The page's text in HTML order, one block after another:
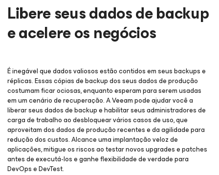
Libere seus dados de backup
e acelere os negócios
É inegável que dados valiosos estão contidos em seus backups e
réplicas. Essas cópias de backup dos seus dados de produção
costumam ficar ociosas, enquanto esperam para serem usadas
em um cenário de recuperação. A Veeam pode ajudar você a
liberar seus dados de backup e habilitar seus administradores de
carga de trabalho ao desbloquear vários casos de uso, que
aproveitam dos dados de produção recentes e da agilidade para
redução dos custos. Alcance uma implantação veloz de
aplicações, mitigue os riscos ao testar novos upgrades e patches
antes de executá-los e ganhe flexibilidade de verdade para
DevOps e DevTest.